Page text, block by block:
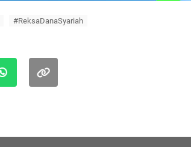
#ReksaDanaSyariah